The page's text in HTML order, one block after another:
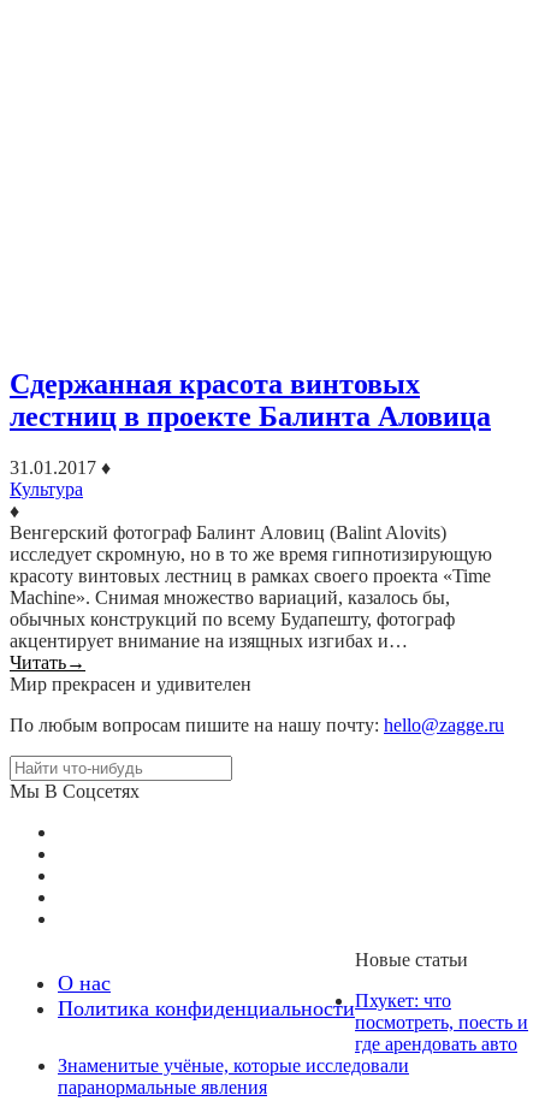
Сдержанная красота винтовых
лестниц в проекте Балинта Аловица
31.01.2017 ♦
Культура
♦
Венгерский фотограф Балинт Аловиц (Balint Alovits)
исследует скромную, но в то же время гипнотизирующую
красоту винтовых лестниц в рамках своего проекта «Time
Machine». Снимая множество вариаций, казалось бы,
обычных конструкций по всему Будапешту, фотограф
акцентирует внимание на изящных изгибах и…
Читать→
Мир прекрасен и удивителен
По любым вопросам пишите на нашу почту: hello@zagge.ru
Мы В Соцсетях
О нас
Политика конфиденциальности
Новые статьи
Пхукет: что
посмотреть, поесть и
где арендовать авто
Знаменитые учёные, которые исследовали
паранормальные явления